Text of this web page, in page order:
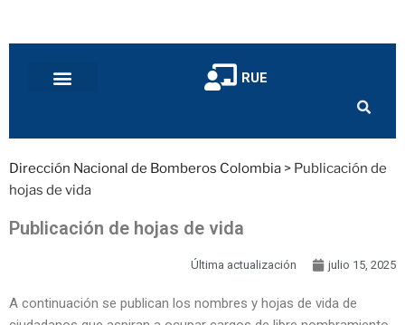
RUE
Dirección Nacional de Bomberos Colombia > Publicación de
hojas de vida
Publicación de hojas de vida
Última actualización julio 15, 2025
A continuación se publican los nombres y hojas de vida de